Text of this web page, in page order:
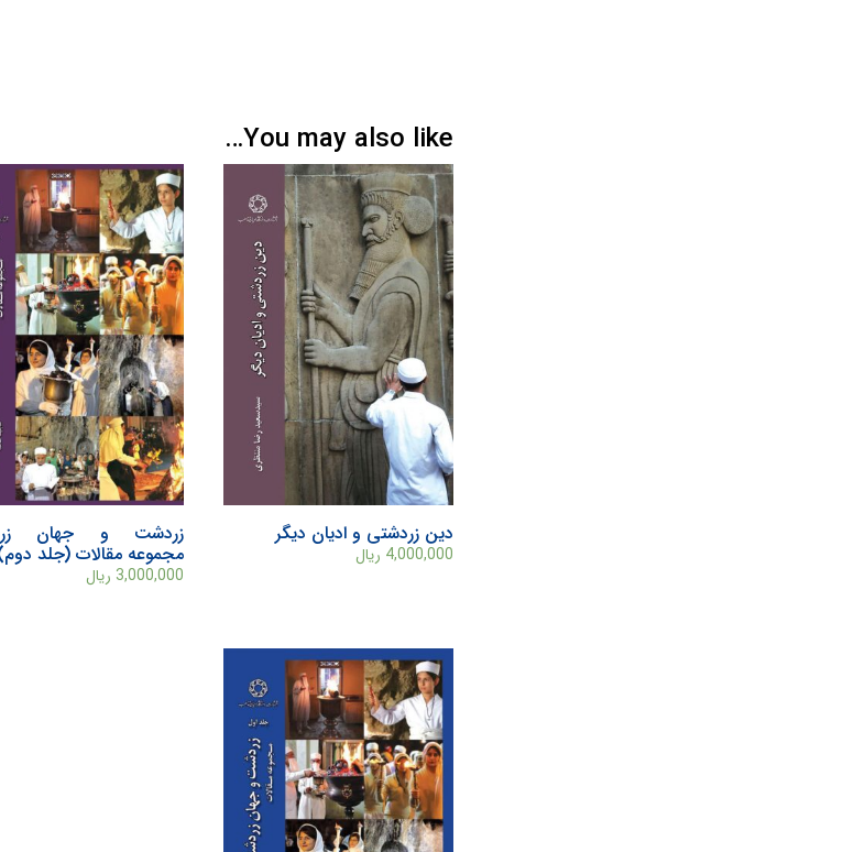
You may also like…
دین زردشتی و ادیان دیگر
4,000,000 ریال
زردشت و جهان
مجموعه مقالات (جلد
3,000,000 ریال